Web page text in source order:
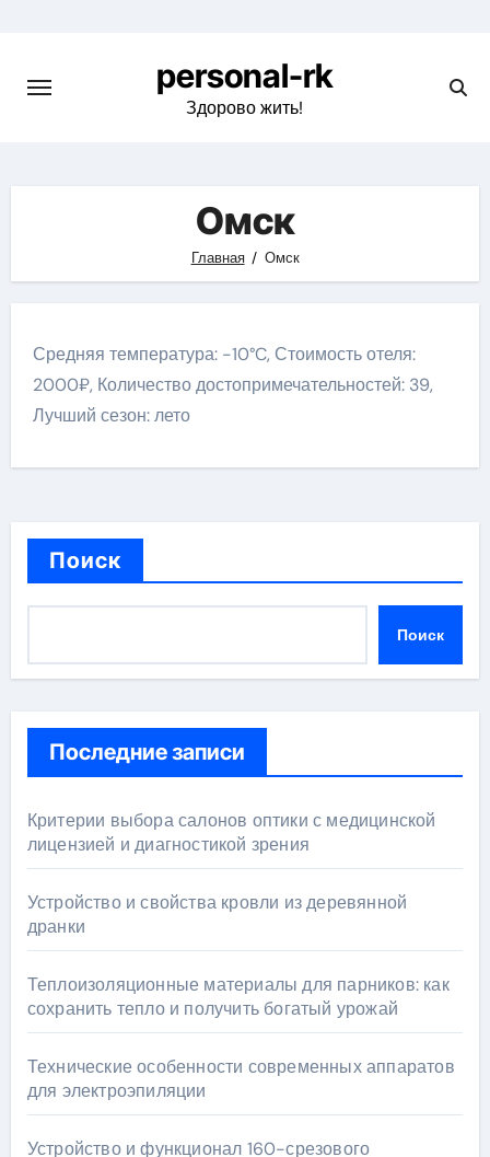
содержимому
personal-rk
Здорово жить!
Омск
Главная Омск
Средняя температура: -10°C, Стоимость отеля:
2000₽, Количество достопримечательностей: 39,
Лучший сезон: лето
Поиск
Поиск
Последние записи
Критерии выбора салонов оптики с медицинской
лицензией и диагностикой зрения
Устройство и свойства кровли из деревянной
дранки
Теплоизоляционные материалы для парников: как
сохранить тепло и получить богатый урожай
Технические особенности современных аппаратов
для электроэпиляции
Устройство и функционал 160-срезового